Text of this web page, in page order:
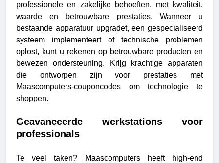
professionele en zakelijke behoeften, met kwaliteit,
waarde en betrouwbare prestaties. Wanneer u
bestaande apparatuur upgradet, een gespecialiseerd
systeem implementeert of technische problemen
oplost, kunt u rekenen op betrouwbare producten en
bewezen ondersteuning. Krijg krachtige apparaten
die ontworpen zijn voor prestaties met
Maascomputers-couponcodes om technologie te
shoppen.
Geavanceerde werkstations voor
professionals
Te veel taken? Maascomputers heeft high-end